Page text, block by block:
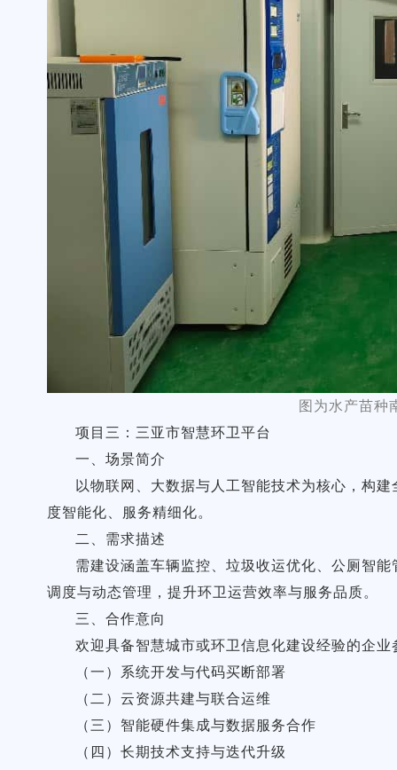
图为水产苗种
项目三：三亚市智慧环卫平台
一、场景简介
以物联网、大数据与人工智能技术为核心，构
度智能化、服务精细化。
二、需求描述
需建设涵盖车辆监控、垃圾收运优化、公厕智
调度与动态管理，提升环卫运营效率与服务品质。
三、合作意向
欢迎具备智慧城市或环卫信息化建设经验的企
（一）系统开发与代码买断部署
（二）云资源共建与联合运维
（三）智能硬件集成与数据服务合作
（四）长期技术支持与迭代升级